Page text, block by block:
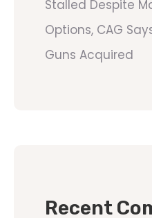
Stalled Despite
Options, CAG
Guns Acquired
Recent